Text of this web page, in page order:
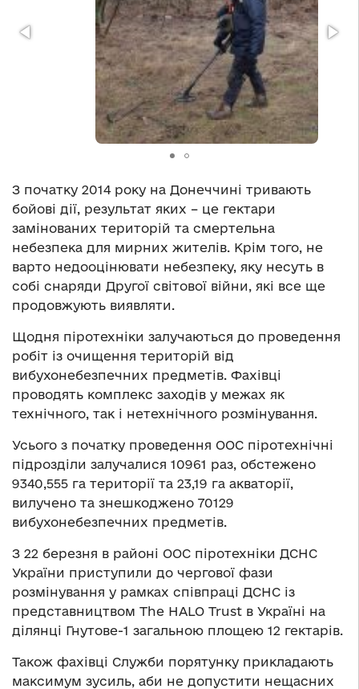
З початку 2014 року на Донеччині тривають
бойові дії, результат яких – це гектари
замінованих територій та смертельна
небезпека для мирних жителів. Крім того, не
варто недооцінювати небезпеку, яку несуть в
собі снаряди Другої світової війни, які все ще
продовжують виявляти.
Щодня піротехніки залучаються до проведення
робіт із очищення територій від
вибухонебезпечних предметів. Фахівці
проводять комплекс заходів у межах як
технічного, так і нетехнічного розмінування.
Усього з початку проведення ООС піротехнічні
підрозділи залучалися 10961 раз, обстежено
9340,555 га території та 23,19 га акваторії,
вилучено та знешкоджено 70129
вибухонебезпечних предметів.
З 22 березня в районі ООС піротехніки ДСНС
України приступили до чергової фази
розмінування у рамках співпраці ДСНС із
представництвом The HALO Trust в Україні на
ділянці Гнутове-1 загальною площею 12 гектарів.
Також фахівці Служби порятунку прикладають
максимум зусиль, аби не допустити нещасних